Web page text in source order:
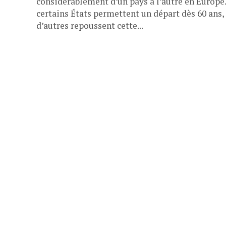
certains États permettent un départ dès 60 ans,
d’autres repoussent cette...